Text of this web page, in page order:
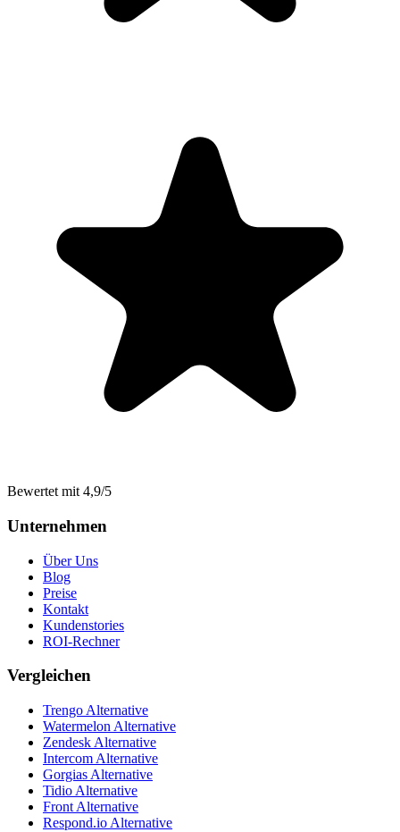
Bewertet mit 4,9/5
Unternehmen
Über Uns
Blog
Preise
Kontakt
Kundenstories
ROI-Rechner
Vergleichen
Trengo Alternative
Watermelon Alternative
Zendesk Alternative
Intercom Alternative
Gorgias Alternative
Tidio Alternative
Front Alternative
Respond.io Alternative